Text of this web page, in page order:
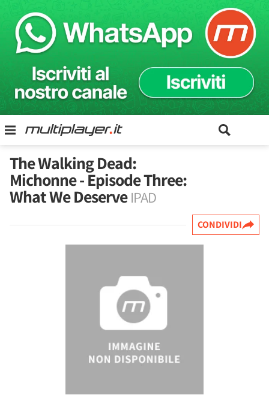
The Walking Dead:
Michonne - Episode Three:
What We DeserveIPAD
CONDIVIDI